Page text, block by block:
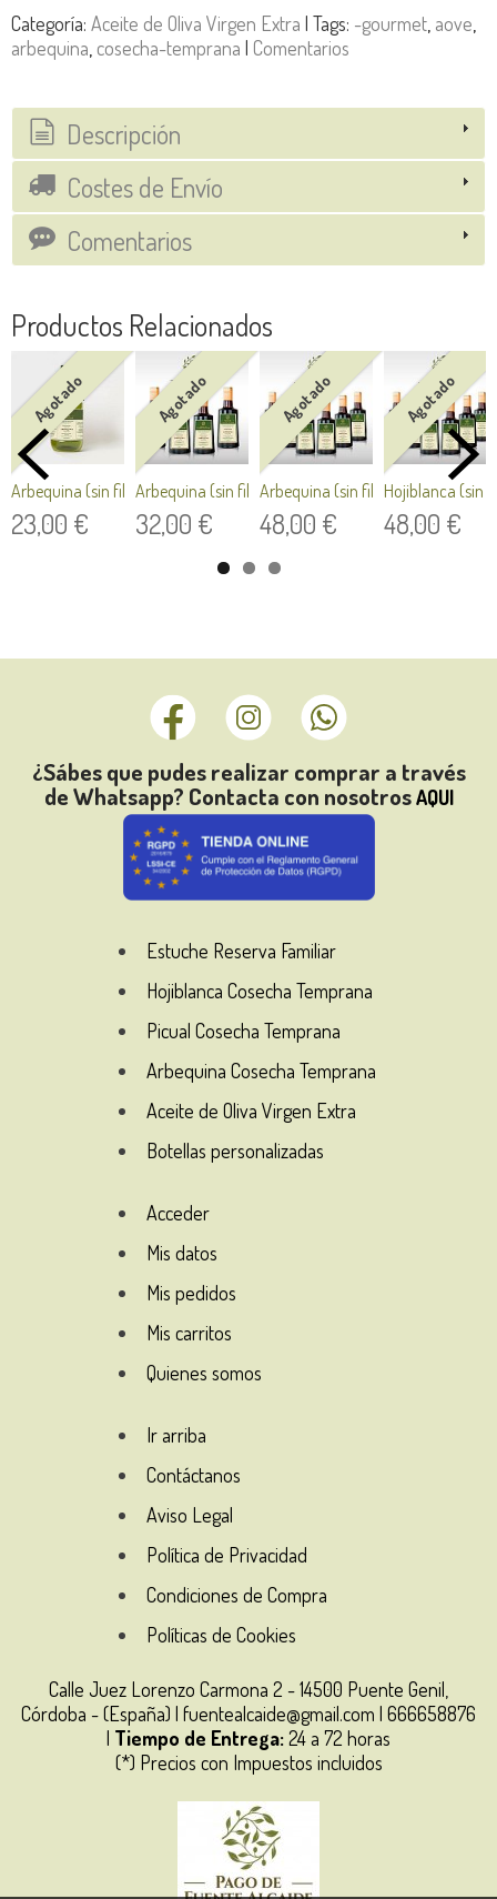
Categoría: Aceite de Oliva Virgen Extra | Tags: -gourmet aove
arbequina cosecha-temprana | Comentarios
Descripción
Costes de Envío
Comentarios
Productos Relacionados
Agotado
Arbequina (sin filtrar) Cosecha...
23,00 €
Agotado
Arbequina (sin filtrar) Cosecha...
32,00 €
Agotado
Arbequina (sin filtrar) Cosecha...
48,00 €
Agotado
Hojiblanca (sin
48,00 €
¿Sábes que pudes realizar comprar a través
de Whatsapp? Contacta con nosotrosAQUI
Estuche Reserva Familiar
Hojiblanca Cosecha Temprana
Picual Cosecha Temprana
Arbequina Cosecha Temprana
Aceite de Oliva Virgen Extra
Botellas personalizadas
Acceder
Mis datos
Mis pedidos
Mis carritos
Quienes somos
Ir arriba
Contáctanos
Aviso Legal
Política de Privacidad
Condiciones de Compra
Políticas de Cookies
Calle Juez Lorenzo Carmona 2 - 14500 Puente Genil,
Córdoba - (España) | fuentealcaide@gmail.com | 666658876
| Tiempo de Entrega:24 a 72 horas
(*) Precios con Impuestos incluidos